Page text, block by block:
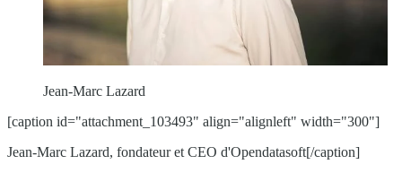
Jean-Marc Lazard
[caption id="attachment_103493" align="alignleft" width="300"]
Jean-Marc Lazard, fondateur et CEO d'Opendatasoft[/caption]